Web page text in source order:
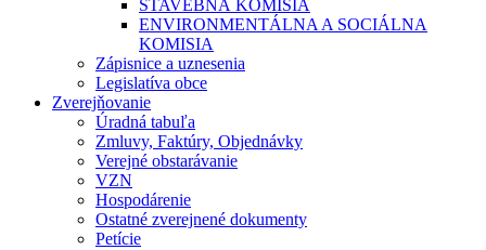
STAVEBNÁ KOMISIA
ENVIRONMENTÁLNA A SOCIÁLNA
KOMISIA
Zápisnice a uznesenia
Legislatíva obce
Zverejňovanie
Úradná tabuľa
Zmluvy, Faktúry, Objednávky
Verejné obstarávanie
VZN
Hospodárenie
Ostatné zverejnené dokumenty
Petície